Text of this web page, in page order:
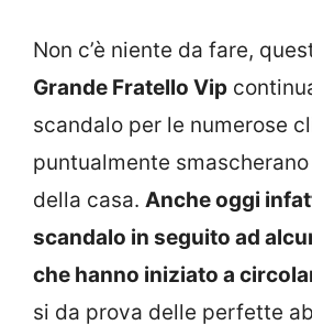
Non c’è niente da fare,
Grande Fratello Vip
scandalo per le numerose
puntualmente
della casa. Anche oggi
scandalo in seguito ad
che hanno iniziato a
si da prova delle perfette